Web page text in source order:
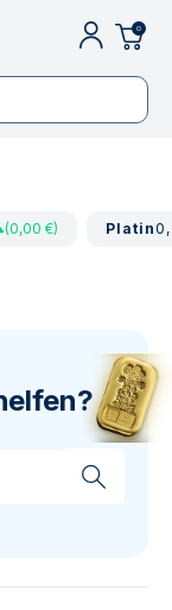
0
(0,00 €) Platin